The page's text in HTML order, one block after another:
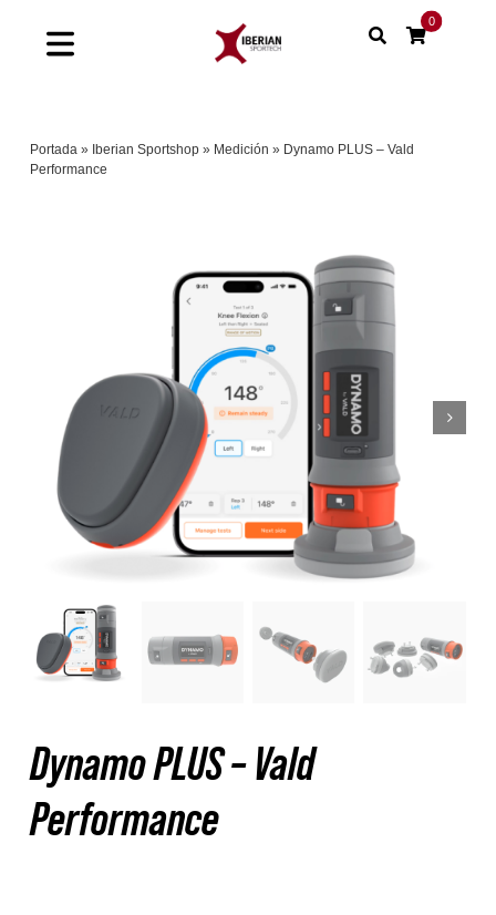
Toggle
Nuestras marcas
Sinergias
Nosotros
Mi cuenta
0
Portada » Iberian Sportshop » Medición » Dynamo PLUS – Vald
Performance
Dynamo PLUS – Vald
Performance